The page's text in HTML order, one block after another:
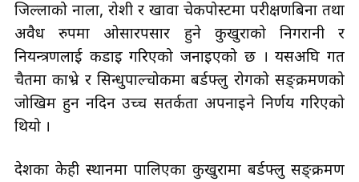
जिल्लाको नाला, रोशी र खावा चेकपोस्टमा परीक्षणबिना तथा
अवैध रुपमा ओसारपसार हुने कुखुराको निगरानी र
नियन्त्रणलाई कडाइ गरिएको जनाइएको छ । यसअघि गत
चैतमा काभ्रे र सिन्धुपाल्चोकमा बर्डफ्लु रोगको सङ्क्रमणको
जोखिम हुन नदिन उच्च सतर्कता अपनाइने निर्णय गरिएको
थियो ।
देशका केही स्थानमा पालिएका कुखुरामा बर्डफ्लु सङ्क्रमण